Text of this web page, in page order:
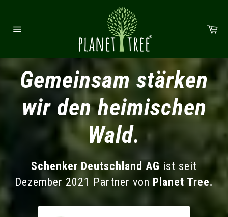
Gemeinsam stärken
wir den heimischen
Wald.
Schenker Deutschland AG ist seit
Dezember 2021 Partner von Planet Tree.